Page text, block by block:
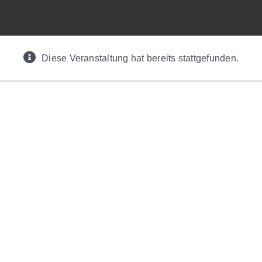
Diese Veranstaltung hat bereits stattgefunden.